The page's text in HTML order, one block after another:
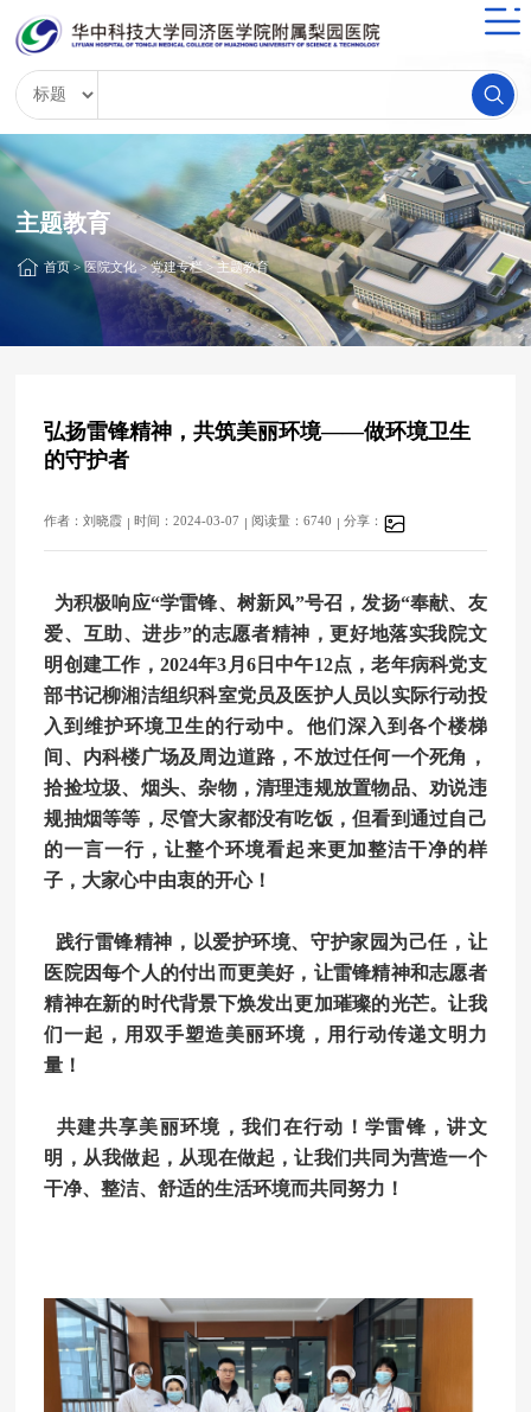
主题教育
首页>医院文化>党建专栏 > 主题教育
弘扬雷锋精神，共筑美丽环境——做环境卫生
的守护者
作者：刘晓霞 时间：2024-03-07 阅读量：6740 分享：
为积极响应“学雷锋、树新风”号召，发扬“奉献、友
爱、互助、进步”的志愿者精神，更好地落实我院文
明创建工作， 2024年3 月 6日中午12点，老年病科党支
部书记柳湘洁组织科室党员及医护人员以实际行动投
入到维护环境卫生的行动中。他们深入到各个楼梯
间、内科楼广场及周边道路，不放过任何一个死角，
拾捡垃圾、烟头、杂物，清理违规放置物品、劝说违
规抽烟等等，尽管大家都没有吃饭，但看到通过自己
的一言一行，让整个环境看起来更加整洁干净的样
子，大家心中由衷的开心！
践行雷锋精神，以爱护环境、守护家园为己任，让
医院因每个人的付出而更美好，让雷锋精神和志愿者
精神在新的时代背景下焕发出更加璀璨的光芒。让我
们一起，用双手塑造美丽环境，用行动传递文明力
量！
共建共享美丽环境，我们在行动！学雷锋，讲文
明，从我做起，从现在做起，让我们共同为营造一个
干净、整洁、舒适的生活环境而共同努力！